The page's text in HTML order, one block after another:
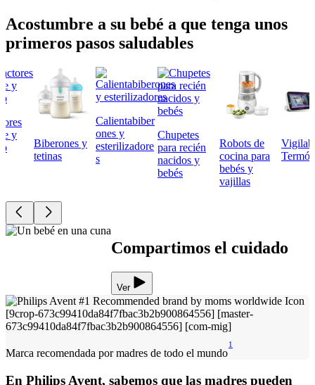
Acostumbre a su bebé a que tenga unos
primeros pasos saludables
y
Biberones y
tetinas
Calientabiber
ones y
esterilizadore
s
Chupetes
para recién
nacidos y
bebés
Robots de
cocina para
bebés y
vajillas
Compartimos el cuidado
Ver
Marca recomendada por madres de todo el mundo
1
En Philips Avent, sabemos que las madres pueden